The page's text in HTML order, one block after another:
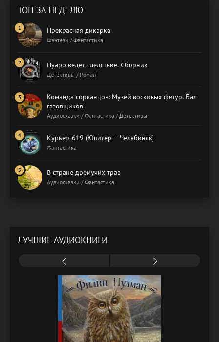
ТОП ЗА НЕДЕЛЮ
Прекрасная дикарка
Фэнтези / Фантастика
Пуаро ведет следствие. Сборник
Детективы / Роман
Команда сорванцов: Музей восковых фигур. Бал
газовщиков
Аудиосказки / Фантастика / Детективы
Курьер-619 (Юпитер – Челябинск)
Фантастика
В стране дремучих трав
Аудиосказки / Фантастика
ЛУЧШИЕ АУДИОКНИГИ